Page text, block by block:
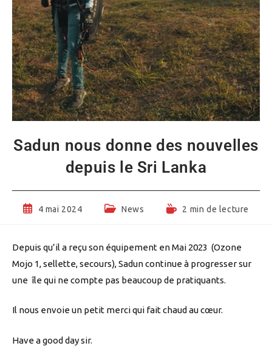
Sadun nous donne des nouvelles
depuis le Sri Lanka
Publication
4 mai 2024
PostNews
Temps2 min de lecture
Depuis qu’il a reçu son équipement en Mai 2023 (Ozone
Mojo 1, sellette, secours), Sadun continue à progresser sur
une île qui ne compte pas beaucoup de pratiquants.
Il nous envoie un petit merci qui fait chaud au cœur.
Have a good day sir.